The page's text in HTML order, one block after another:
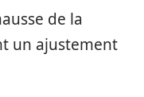
de la
un ajustement